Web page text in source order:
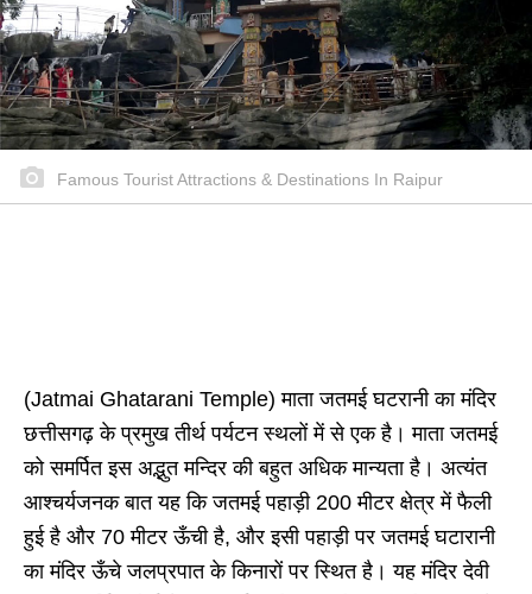
Famous Tourist Attractions & Destinations In Raipur
(Jatmai Ghatarani Temple) माता जतमई घटरानी का मंदिर
छत्तीसगढ़ के प्रमुख तीर्थ पर्यटन स्थलों में से एक है। माता जतमई
को समर्पित इस अद्भुत मन्दिर की बहुत अधिक मान्यता है। अत्यंत
आश्चर्यजनक बात यह कि जतमई पहाड़ी 200 मीटर क्षेत्र में फैली
हुई है और 70 मीटर ऊँची है, और इसी पहाड़ी पर जतमई घटारानी
का मंदिर ऊँचे जलप्रपात के किनारों पर स्थित है। यह मंदिर देवी